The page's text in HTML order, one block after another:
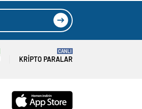
KRIPTO PARALAR
CANLI